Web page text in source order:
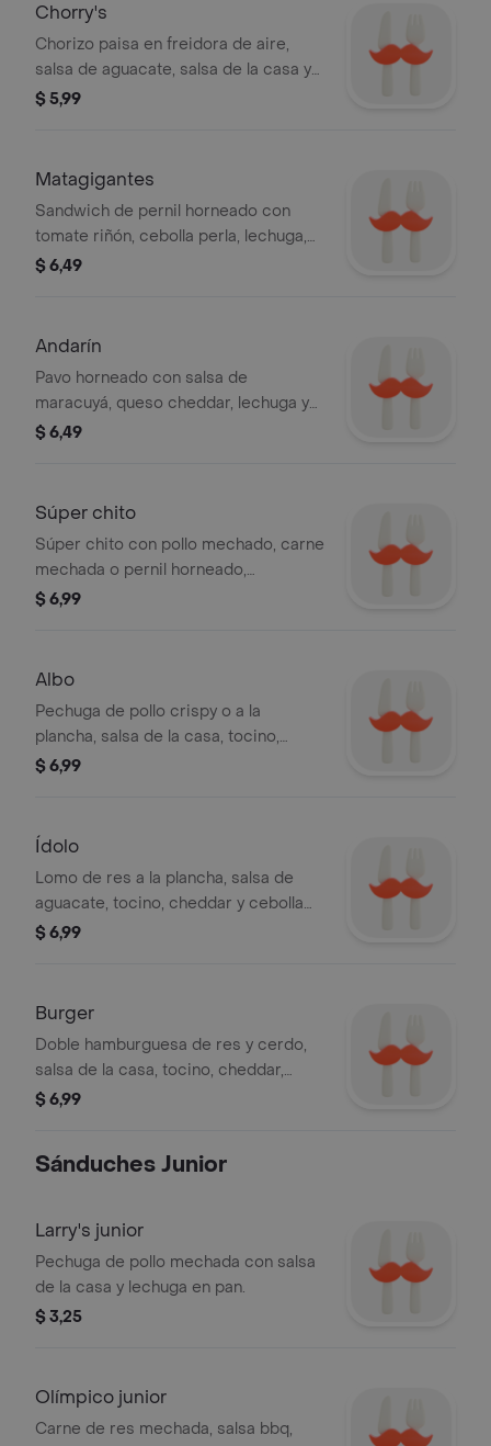
Chorry's
Chorizo paisa en freidora de aire,
salsa de aguacate, salsa de la casa y
chimichurri especial.
$ 5,99
Matagigantes
Sandwich de pernil horneado con
tomate riñón, cebolla perla, lechuga,
mayonesa, salsa BBQ y de aguacate.
$ 6,49
Andarín
Pavo horneado con salsa de
maracuyá, queso cheddar, lechuga y
salsa de la casa en pan.
$ 6,49
Súper chito
Súper chito con pollo mechado, carne
mechada o pernil horneado,
mozzarella, cheddar, champiñones
$ 6,99
Albo
Pechuga de pollo crispy o a la
plancha, salsa de la casa, tocino,
mozzarella, lechuga y tomate riñón.
$ 6,99
Ídolo
Lomo de res a la plancha, salsa de
aguacate, tocino, cheddar y cebolla
caramelizada.
$ 6,99
Burger
Doble hamburguesa de res y cerdo,
salsa de la casa, tocino, cheddar,
cebolla caramelizada, lechuga y
$ 6,99
Sánduches Junior
Larry's junior
Pechuga de pollo mechada con salsa
de la casa y lechuga en pan.
$ 3,25
Olímpico junior
Carne de res mechada, salsa bbq,